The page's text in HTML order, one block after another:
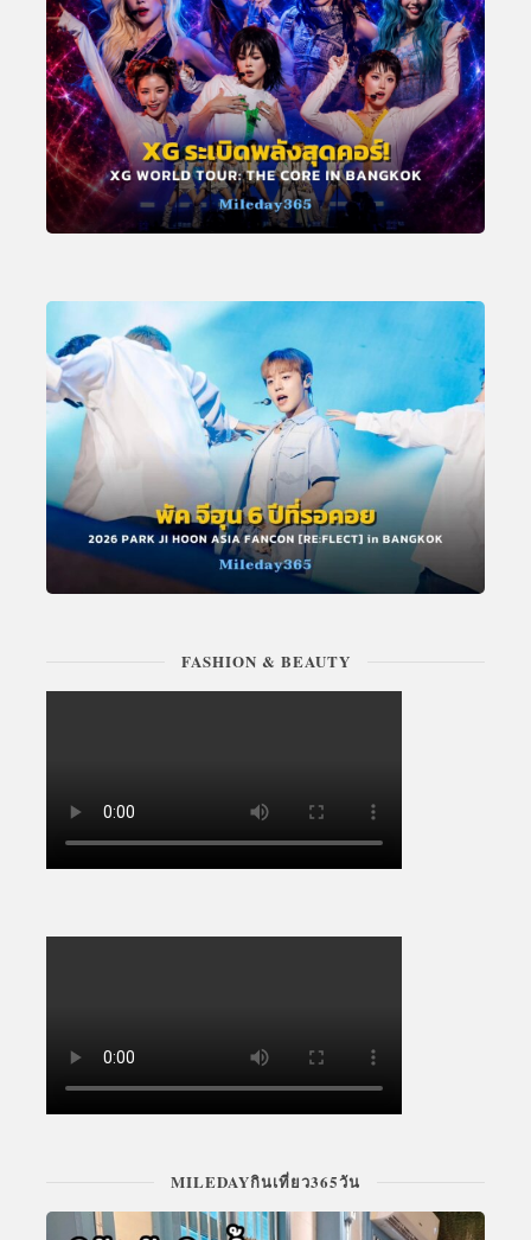
FASHION & BEAUTY
MILEDAYกินเที่ยว365วัน